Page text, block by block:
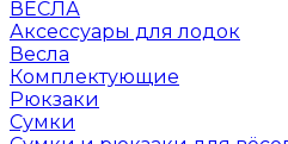
ВЁСЛА
Аксессуары для лодок
Весла
Комплектующие
Рюкзаки
Сумки